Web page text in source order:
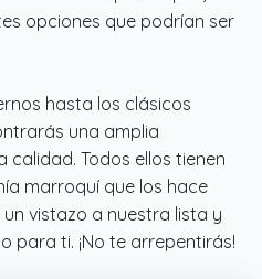
opciones que podrían ser
hasta los clásicos
una amplia
calidad. Todos ellos tienen
marroquí que los hace
vistazo a nuestra lista y
para ti. ¡No te arrepentirás!